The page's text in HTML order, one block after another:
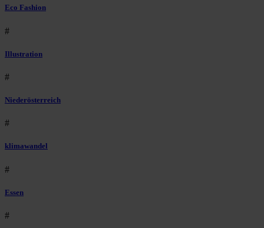
Eco Fashion
#
Illustration
#
Niederösterreich
#
klimawandel
#
Essen
#